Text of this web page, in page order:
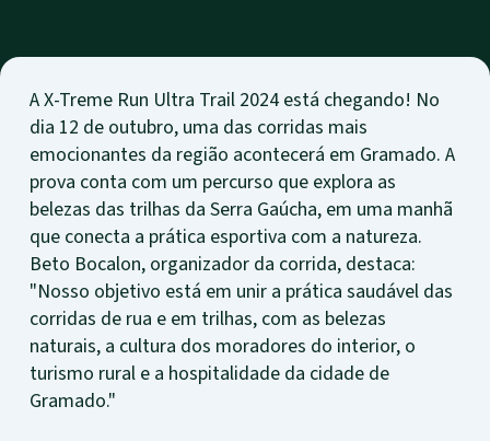
A X-Treme Run Ultra Trail 2024 está chegando! No
dia 12 de outubro, uma das corridas mais
emocionantes da região acontecerá em Gramado. A
prova conta com um percurso que explora as
belezas das trilhas da Serra Gaúcha, em uma manhã
que conecta a prática esportiva com a natureza.
Beto Bocalon, organizador da corrida, destaca:
"Nosso objetivo está em unir a prática saudável das
corridas de rua e em trilhas, com as belezas
naturais, a cultura dos moradores do interior, o
turismo rural e a hospitalidade da cidade de
Gramado."